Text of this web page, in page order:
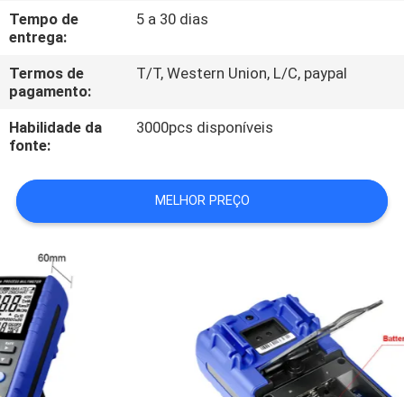
NOTÍCIA
CASOS
MAPA
DO
SITE
PRIVACY
POLICY
Tempo de
entrega:
5 a 30 dias
Termos de
pagamento:
T/T, Western Union, L/C, paypal
Habilidade da
fonte:
3000pcs disponíveis
MELHOR PREÇO